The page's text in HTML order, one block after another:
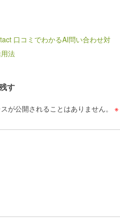
口コミでわかるAI問い合わせ対
法
す
が公開されることはありません。 ※